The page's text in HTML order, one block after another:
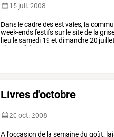
15 juil. 2008
Dans lecadredesestivales, la
week-endsfestifssur lesitede la grise
lieu lesamedi 19 et dimanche20
chaussé de
Livres d'octobre
20 oct. 2008
A l'occasion de la semainedu goût,